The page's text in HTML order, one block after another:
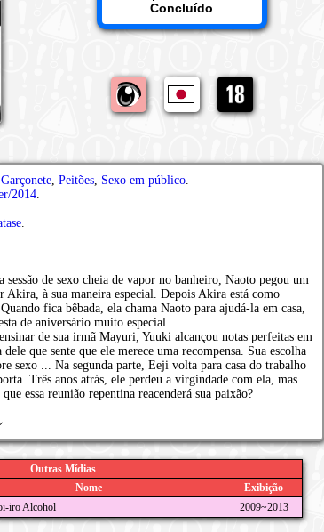
Concluído
Garçonete, Peitões, Sexo em público.
2014.
.
sessão de sexo cheia de vapor no banheiro, Naoto pegou um
Akira, à sua maneira especial. Depois Akira está como
fica bêbada, ela chama Naoto para ajudá-la em casa,
de aniversário muito especial ...
de sua irmã Mayuri, Yuuki alcançou notas perfeitas em
que sente que ele merece uma recompensa. Sua escolha
sexo ... Na segunda parte, Eeji volta para casa do trabalho
Três anos atrás, ele perdeu a virgindade com ela, mas
essa reunião repentina reacenderá sua paixão?
Outras Mídias
Nome
Exibição
iro Alcohol 2009~2013